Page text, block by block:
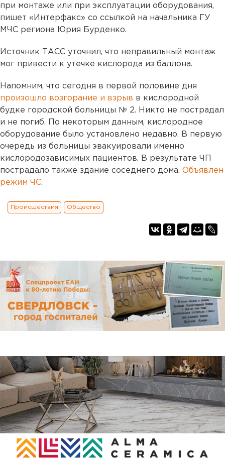
при монтаже или при эксплуатации оборудования,
пишет «Интерфакс» со ссылкой на начальника ГУ
МЧС региона Юрия Бурденко.
Источник ТАСС уточнил, что неправильный монтаж
мог привести к утечке кислорода из баллона.
Напомним, что сегодня в первой половине дня
произошло возгорание и взрыв в кислородной
будке городской больницы № 2. Никто не пострадал
и не погиб. По некоторым данным, кислородное
оборудование было установлено недавно. В первую
очередь из больницы эвакуировали именно
кислородозависимых пациентов. В результате ЧП
пострадало также здание соседнего дома. Объявлен
режим ЧС.
Происшествия Общество